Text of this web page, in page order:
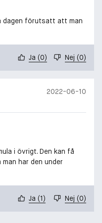
dagen förutsatt att man
Ja (0) Nej (0)
2022-06-10
i övrigt. Den kan få
har den under
Ja (1) Nej (0)